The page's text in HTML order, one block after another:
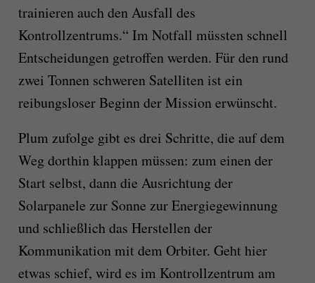
trainieren auch den Ausfall des
Kontrollzentrums.“ Im Notfall müssten schnell
Entscheidungen getroffen werden. Für den rund
zwei Tonnen schweren Satelliten ist ein
reibungsloser Beginn der Mission erwünscht.
Plum zufolge gibt es drei Schritte, die auf dem
Weg dorthin klappen müssen: zum einen der
Start selbst, dann die Ausrichtung der
Solarpanele zur Sonne zur Energiegewinnung
und schließlich das Herstellen der
Kommunikation mit dem Orbiter. Geht hier
etwas schief, wird es im Kontrollzentrum am